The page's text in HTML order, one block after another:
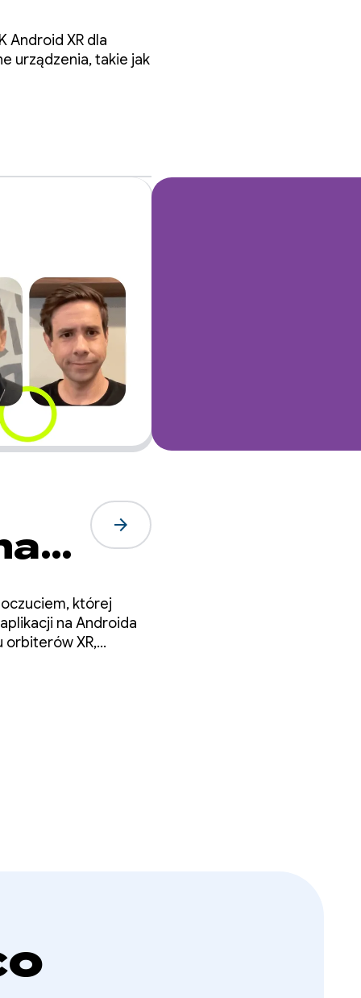
Android XR dla
urządzenia, takie jak
arrow_forward
której
na Androida
orbiterów XR,